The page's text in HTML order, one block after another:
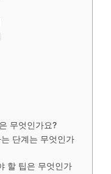
무엇인가요?
단계는 무엇인가
할 팁은 무엇인가